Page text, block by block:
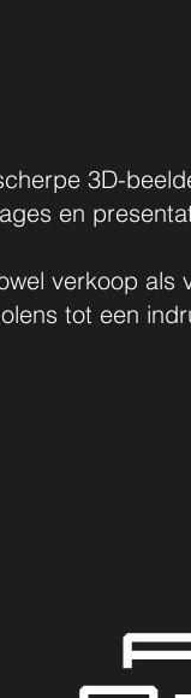
3D-
en
verkoop als
tot een